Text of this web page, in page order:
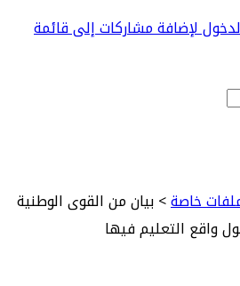
لإضافة مشاركات إلى قائمة
خاصة>بيان من القوى الوطنية
واقع التعليم فيها